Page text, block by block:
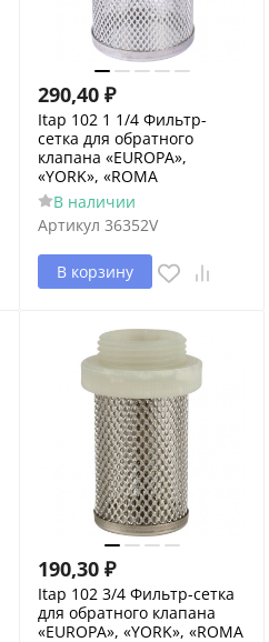
290,40 ₽
Itap 102 1 1/4 Фильтр-
сетка для обратного
клапана «EUROPA»,
«YORK», «ROMA
В наличии
Артикул 36352V
В корзину
190,30 ₽
Itap 102 3/4 Фильтр-сетка
для обратного клапана
«EUROPA», «YORK», «ROMA